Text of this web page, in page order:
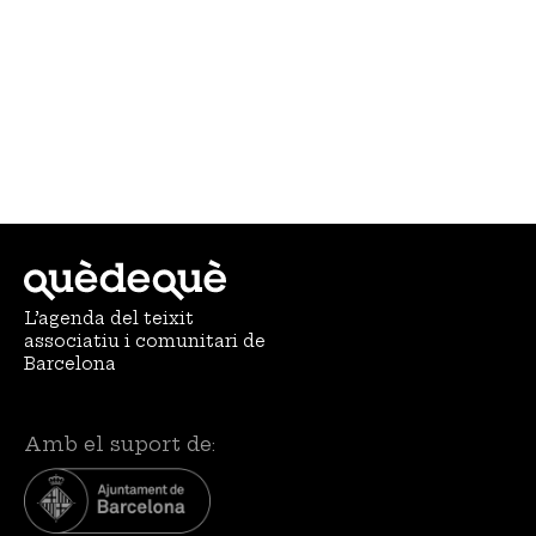
L’agenda del teixit
associatiu i comunitari de
Barcelona
Amb el suport de: